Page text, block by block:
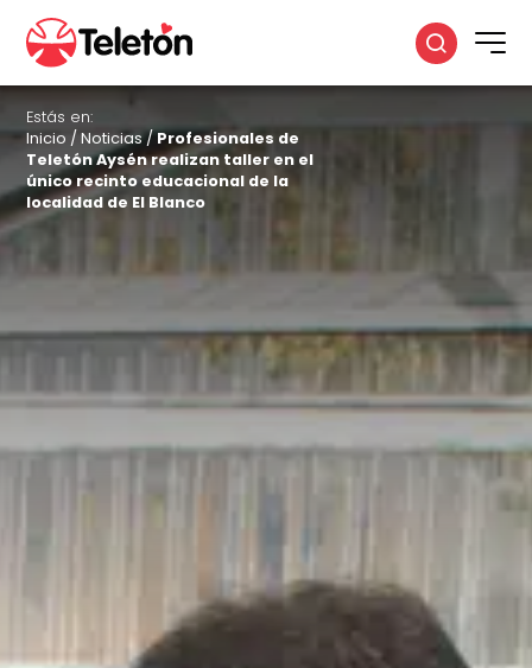
Estás en:
Inicio /Noticias/Profesionales de
Teletón Aysén realizan taller en el
único recinto educacional de la
localidad de El Blanco